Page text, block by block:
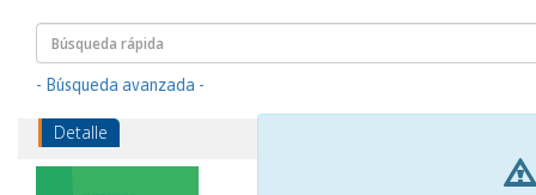
- Búsqueda avanzada -
Detalle